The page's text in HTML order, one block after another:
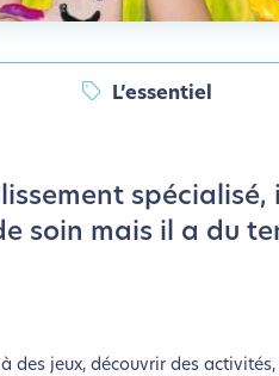
L’essentiel
soin mais il a du
jeux, découvrir des